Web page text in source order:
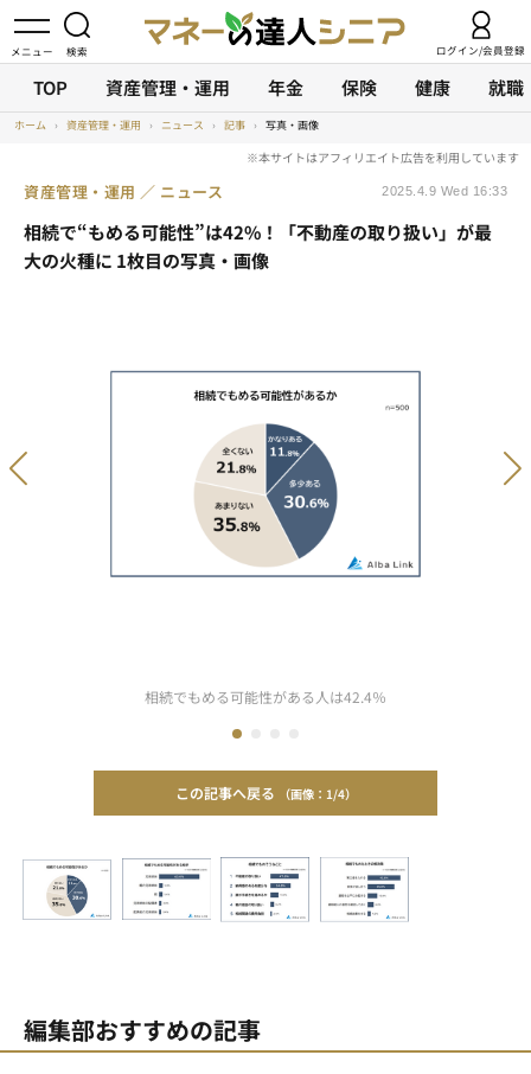
ログイン/会員登録
TOP 資産管理・運用 年金 保険 健康 就職
ホーム › 資産管理・運用 › ニュース › 記事 › 写真・画像
相続で“もめる可能性”は42%！「不動産の取り扱い」が最
大の火種に 1枚目の写真・画像
資産管理・運用 ニュース 2025.4.9 Wed 16:33
相続でもめる可能性がある人は42.4％
この記事へ戻る 1/4
編集部おすすめの記事